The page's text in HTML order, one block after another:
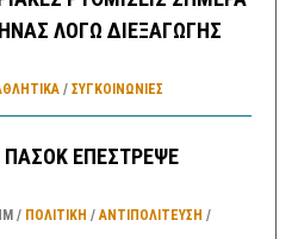
ΛΟΓΩ ΔΙΕΞΑΓΩΓΗΣ
/ ΣΥΓΚΟΙΝΩΝΊΕΣ
ΕΠΕΣΤΡΕΨΕ
ΠΟΛΙΤΙΚΗ /ΑΝΤΙΠΟΛΊΤΕΥΣΗ /